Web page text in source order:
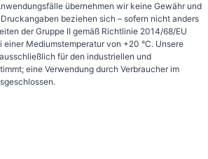
übernehmen wir keine Gewähr und
beziehen sich – sofern nicht anders
der Gruppe II gemäß Richtlinie 2014/68/EU
Mediumstemperatur von +20 °C. Unsere
für den industriellen und
eine Verwendung durch Verbraucher im